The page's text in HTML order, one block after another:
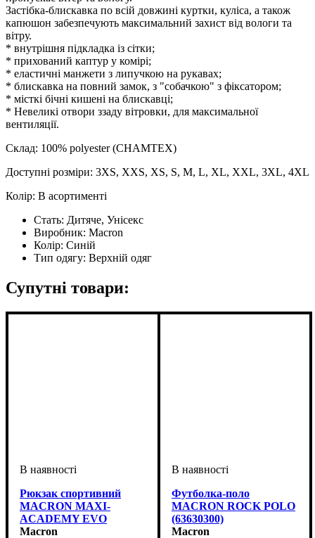
Застібка-блискавка по всій довжині куртки, куліса, а також
капюшон забезпечують максимальний захист від вологи та
вітру.
* внутрішня підкладка із сітки;
* прихований каптур у комірі;
* еластичні манжети з липучкою на рукавах;
* блискавка на повний замок, з "собачкою" з фіксатором;
* місткі бічні кишені на блискавці;
* Невеликі отвори ззаду вітровки, для максимальної
вентиляції.
Склад: 100% polyester (CHAMTEX)
Доступні розміри: 3XS, XXS, XS, S, M, L, XL, XXL, 3XL, 4XL
Колір: В асортименті
Стать: Дитяче, Унісекс
Виробник: Macron
Колір: Синій
Тип одягу: Верхній одяг
Супутні товари:
Рюкзак спортивний
MACRON MAXI-
ACADEMY EVO
(5937107)
Macron
Футболка-поло
MACRON ROCK POLO
(63630300)
Macron